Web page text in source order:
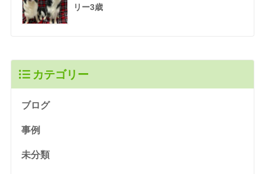
リー3歳
カテゴリー
ブログ
事例
未分類